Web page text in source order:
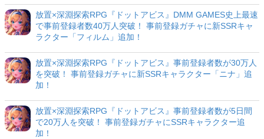
放置×深淵探索RPG『ドットアビス』DMM GAMES史上最速
で事前登録者数40万人突破！ 事前登録ガチャに新SSRキャ
ラクター「フィルム」追加！
放置×深淵探索RPG『ドットアビス』事前登録者数が30万人
を突破！ 事前登録ガチャに新SSRキャラクター「ニナ」追
加！
放置×深淵探索RPG『ドットアビス』事前登録者数が5日間
で20万人を突破！ 事前登録ガチャにSSRキャラクター追
加！